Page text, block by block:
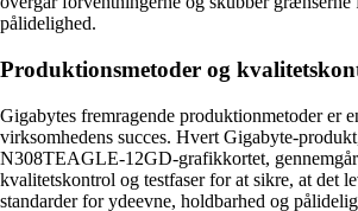
pålidelighed.
Produktionsmetoder og
Gigabytes fremragende produktionmetoder er
virksomhedens succes. Hvert Gigabyte-
N308TEAGLE-12GD-grafikkortet,
kvalitetskontrol og testfaser for at sikre, at det
standarder for ydeevne, holdbarhed og